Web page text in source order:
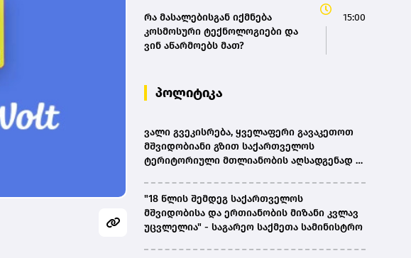
რა მასალებისგან იქმნება
კოსმოსური ტექნოლოგიები და
ვინ აწარმოებს მათ?
15:00
პოლიტიკა
ვალი გვეკისრება, ყველაფერი გავაკეთოთ
მშვიდობიანი გზით საქართველოს
ტერიტორიული მთლიანობის აღსადგენად -
"18 წლის შემდეგ საქართველოს
მშვიდობისა და ერთიანობის მიზანი კვლავ
უცვლელია" - საგარეო საქმეთა სამინისტრო